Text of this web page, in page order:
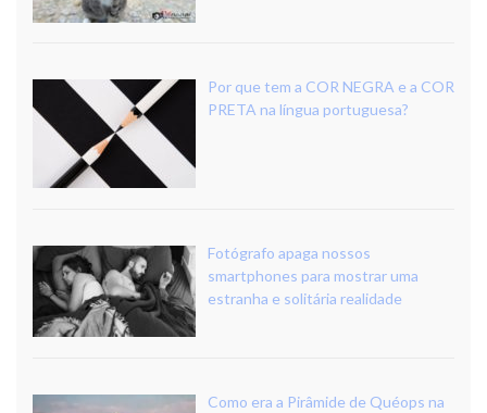
Por que tem a COR NEGRA e a COR
PRETA na língua portuguesa?
Fotógrafo apaga nossos
smartphones para mostrar uma
estranha e solitária realidade
Como era a Pirâmide de Quéops na